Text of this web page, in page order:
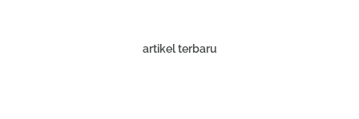
artikel terbaru